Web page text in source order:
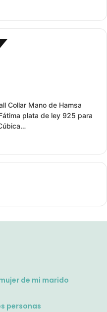
Collar Mano de Hamsa
plata de ley 925 para
de mi marido
personas